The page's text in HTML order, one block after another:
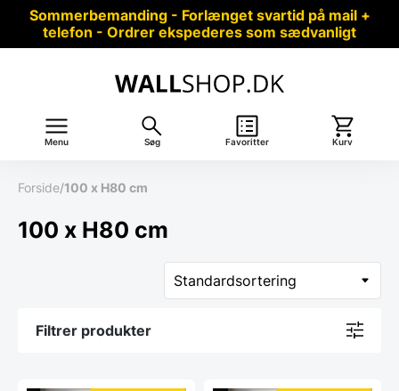
Sommerbemanding - Forlænget svartid på mail +
telefon - Ordrer ekspederes som sædvanligt
Menu Søg Favoritter Kurv
Forside/100 x H80 cm
100 x H80 cm
Filtrer produkter